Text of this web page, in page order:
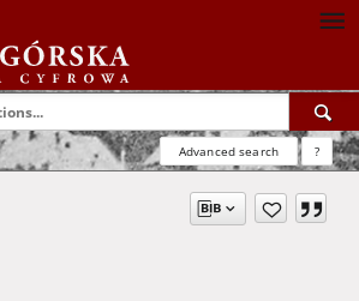
Advanced search ?